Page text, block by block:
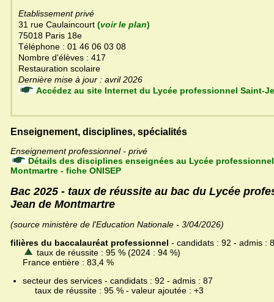
Etablissement privé
31 rue Caulaincourt (voir le plan)
75018 Paris 18e
Téléphone : 01 46 06 03 08
Nombre d'élèves : 417
Restauration scolaire
Dernière mise à jour : avril 2026
Accédez au site Internet du Lycée
Enseignement, disciplines, spécialités
Enseignement professionnel - privé
Détails des disciplines enseignées au Lycée
Montmartre - fiche ONISEP
Bac 2025 - taux de réussite au bac du Lycée
Jean de Montmartre
(source ministère de l'Education Nationale - 3/04/2026)
filières du baccalauréat professionnel - candidats : 92 - admis :
taux de réussite : 95 % (2024 : 94 %)
France entière : 83,4 %
secteur des services - candidats : 92 - admis : 87
taux de réussite : 95 % - valeur ajoutée : +3